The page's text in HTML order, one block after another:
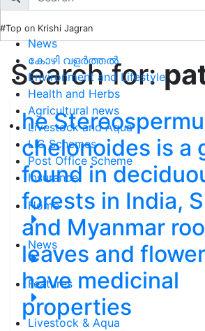
#Top on Krishi Jagran
News
കോഴി വളർത്തൽ
Environment and Lifestyle
Health and Herbs
Agricultural news
Livestock and Aqua
LIC Schemes
Post Office Scheme
Insurance
Home
News
Features
Livestock & Aqua
Search for:
he
chelonoides is a
found in
forests in India,
and Myanmar
leaves and
have medicinal
properties